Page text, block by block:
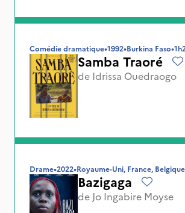
Comédie dramatique•1992•Burkina Faso•
Samba Traoré
de Idrissa Ouedraogo
Drame•2022•Royaume-Uni, France, Belgique
Bazigaga
de Jo Ingabire Moyse